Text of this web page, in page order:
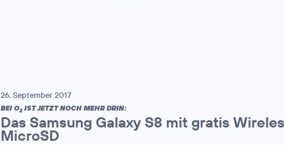
26. September 2017
BEI O2 IST JETZT NOCH MEHR DRIN:
Das Samsung Galaxy S8 mit gratis
MicroSD